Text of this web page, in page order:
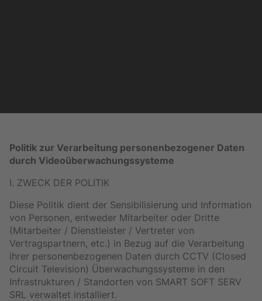
Politik zur Verarbeitung personenbezogener Daten
durch Videoüberwachungssysteme
I. ZWECK DER POLITIK
Diese Politik dient der Sensibilisierung und Information
von Personen, entweder Mitarbeiter oder Dritte
(Mitarbeiter / Dienstleister / Vertreter von
Vertragspartnern, etc.) in Bezug auf die Verarbeitung
ihrer personenbezogenen Daten durch CCTV (Closed
Circuit Television) Überwachungssysteme in den
Infrastrukturen / Standorten von SMART SOFT SERV
SRL verwaltet installiert.